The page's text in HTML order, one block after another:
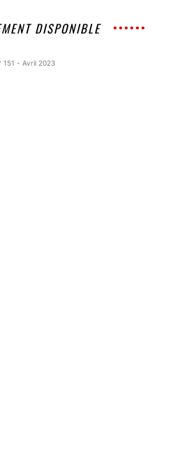
DISPONIBLE
151 - Avril 2023